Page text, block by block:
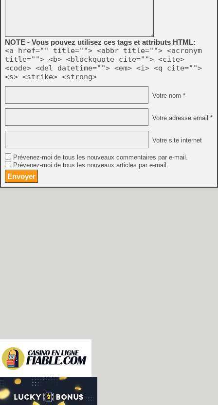
NOTE - Vous pouvez utilisez ces tags et attributs HTML:
<a href="" title=""> <abbr title=""> <acronym
title=""> <b> <blockquote cite=""> <cite>
<code> <del datetime=""> <em> <i> <q cite="">
<s> <strike> <strong>
Votre nom *
Votre adresse email *
Votre site internet
Prévenez-moi de tous les nouveaux commentaires par e-mail.
Prévenez-moi de tous les nouveaux articles par e-mail.